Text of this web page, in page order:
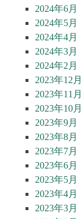
2024年6月
2024年5月
2024年4月
2024年3月
2024年2月
2023年12月
2023年11月
2023年10月
2023年9月
2023年8月
2023年7月
2023年6月
2023年5月
2023年4月
2023年3月